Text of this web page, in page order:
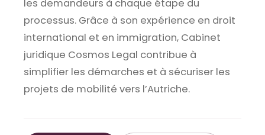
les demandeurs à chaque étape du
processus. Grâce à son expérience en droit
international et en immigration, Cabinet
juridique Cosmos Legal contribue à
simplifier les démarches et à sécuriser les
projets de mobilité vers l’Autriche.